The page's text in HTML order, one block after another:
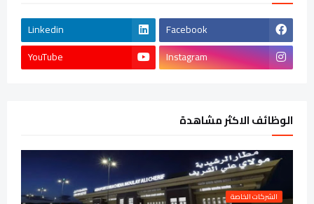
Facebook
Linkedin
Instagram
YouTube
الوظائف الاكثر مشاهدة
الشركات الخاصة